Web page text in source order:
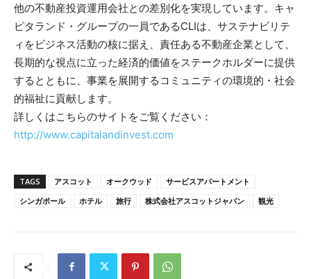
他の不動産投資運用会社との差別化を実現しています。キャ
ピタランド・グループの一員であるCLIは、サステナビリテ
ィをビジネス活動の核に据え、責任ある不動産企業として、
長期的な視点に立った経済的価値をステークホルダーに提供
するとともに、事業を展開するコミュニティの環境的・社会
的福祉に貢献します。
詳しくはこちらのサイトをご覧ください：
http://www.capitalandinvest.com
TAGS アスコット オークウッド
サービスアパートメント
シンガポール
ホテル 旅行 株式会社アスコットジャパン 観光